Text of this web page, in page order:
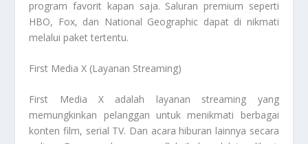
program favorit kapan saja. Saluran premium seperti
HBO, Fox, dan National Geographic dapat di nikmati
melalui paket tertentu.
First Media X (Layanan Streaming)
First Media X adalah layanan streaming yang
memungkinkan pelanggan untuk menikmati berbagai
konten film, serial TV. Dan acara hiburan lainnya secara